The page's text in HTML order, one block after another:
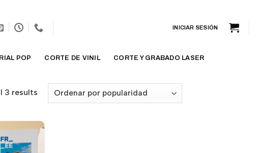
INICIAR SESIÓN
POP CORTE DE VINIL CORTE Y GRABADO LASER
3 results